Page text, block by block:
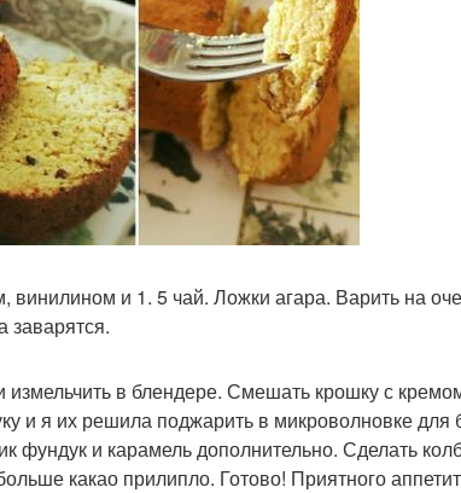
винилином и 1. 5 чай. Ложки агара. Варить на
заварятся.
измельчить в блендере. Смешать крошку с
и я их решила поджарить в микроволновке для
и карамель дополнительно. Сделать
какао прилипло. Готово! Приятного